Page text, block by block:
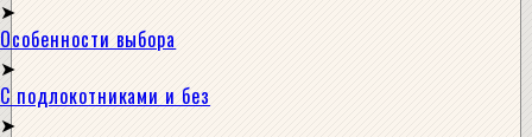
Особенности выбора
С подлокотниками и без